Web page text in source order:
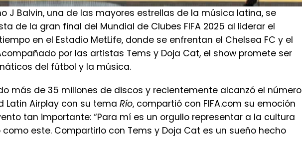
J Balvin, una de las mayores estrellas de la música latina, se
de la gran final del Mundial de Clubes FIFA 2025 al liderar el
en el Estadio MetLife, donde se enfrentan el Chelsea FC y el
por las artistas Tems y Doja Cat, el show promete ser
del fútbol y la música.
más de 35 millones de discos y recientemente alcanzó el número
Latin Airplay con su tema Río, compartió con FIFA.com su emoción
tan importante: “Para mí es un orgullo representar a la cultura
este. Compartirlo con Tems y Doja Cat es un sueño hecho